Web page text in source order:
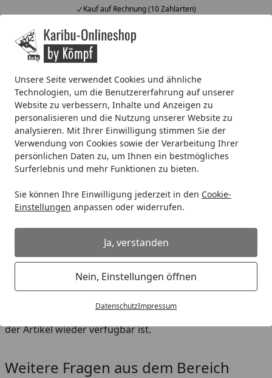
Unsere Seite verwendet Cookies und ähnliche
Technologien, um die Benutzererfahrung auf unserer
Website zu verbessern, Inhalte und Anzeigen zu
personalisieren und die Nutzung unserer Website zu
analysieren. Mit Ihrer Einwilligung stimmen Sie der
Verwendung von Cookies sowie der Verarbeitung Ihrer
persönlichen Daten zu, um Ihnen ein bestmögliches
Surferlebnis und mehr Funktionen zu bieten.
Sie können Ihre Einwilligung jederzeit in den Cookie-
Einstellungen anpassen oder widerrufen.
Ja, verstanden
Nein, Einstellungen öffnen
DatenschutzImpressum
Kauf auf Rechnung (10 Zahlarten)
Alle Produkte
Mein Konto
Startseite
Warum wurde meine Bestellung storniert?
Warum wurde meine Bestellung
storniert?
Wenn ein Artikel besonders beliebt ist, kann es sein, dass
abgeschlossen hast. In ganz seltenen Fällen kann unser
System das nicht rechtzeitig aktualisieren, sodass die
Bestellung erst im Anschluss storniert werden muss.
Sollte der Artikel ausverkauft sein, tut uns das leid. In
diesem Fall können Sie in unserem Onlineshop, neben
dem gewünschten Artikel auf den Button
eingeben. Sie werden dann sofort benachrichtigt, sobald
der Artikel wieder verfügbar ist.
Weitere Fragen aus dem Bereich